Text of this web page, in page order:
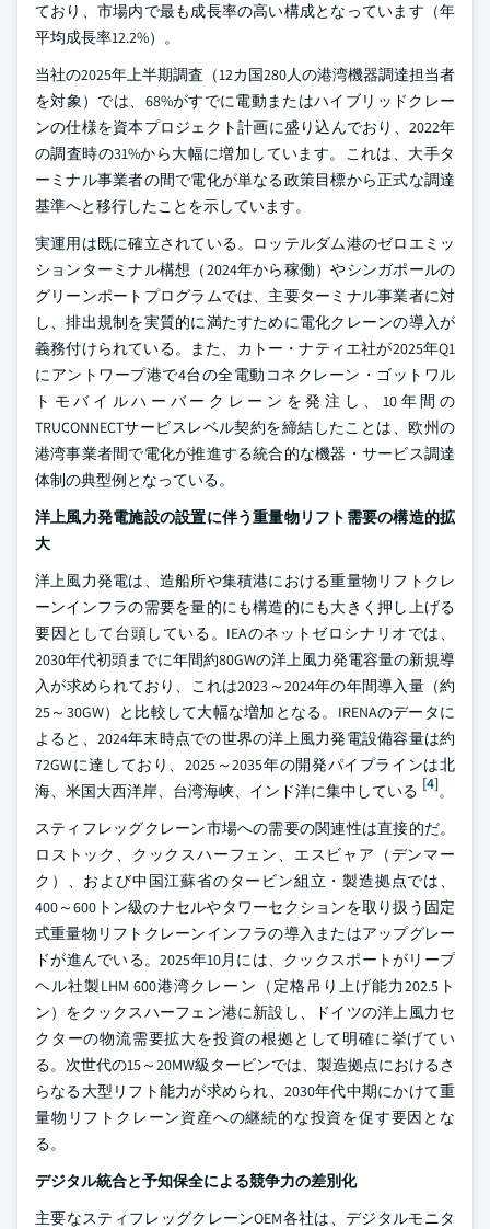
ており、市場内で最も成長率の高い構成となっています（年
平均成長率12.2%）。
当社の2025年上半期調査（12カ国280人の港湾機器調達担当者
を対象）では、68%がすでに電動またはハイブリッドクレー
ンの仕様を資本プロジェクト計画に盛り込んでおり、2022年
の調査時の31%から大幅に増加しています。これは、大手タ
ーミナル事業者の間で電化が単なる政策目標から正式な調達
基準へと移行したことを示しています。
実運用は既に確立されている。ロッテルダム港のゼロエミッ
ションターミナル構想（2024年から稼働）やシンガポールの
グリーンポートプログラムでは、主要ターミナル事業者に対
し、排出規制を実質的に満たすために電化クレーンの導入が
義務付けられている。また、カトー・ナティエ社が2025年Q1
にアントワープ港で4台の全電動コネクレーン・ゴットワル
トモバイルハーバークレーンを発注し、10年間の
TRUCONNECTサービスレベル契約を締結したことは、欧州の
港湾事業者間で電化が推進する統合的な機器・サービス調達
体制の典型例となっている。
洋上風力発電施設の設置に伴う重量物リフト需要の構造的拡
大
洋上風力発電は、造船所や集積港における重量物リフトクレ
ーンインフラの需要を量的にも構造的にも大きく押し上げる
要因として台頭している。IEAのネットゼロシナリオでは、
2030年代初頭までに年間約80GWの洋上風力発電容量の新規導
入が求められており、これは2023～2024年の年間導入量（約
25～30GW）と比較して大幅な増加となる。IRENAのデータに
よると、2024年末時点での世界の洋上風力発電設備容量は約
72GWに達しており、2025～2035年の開発パイプラインは北
海、米国大西洋岸、台湾海峡、インド洋に集中している [4]。
スティフレッグクレーン市場への需要の関連性は直接的だ。
ロストック、クックスハーフェン、エスビャア（デンマー
ク）、および中国江蘇省のタービン組立・製造拠点では、
400～600トン級のナセルやタワーセクションを取り扱う固定
式重量物リフトクレーンインフラの導入またはアップグレー
ドが進んでいる。2025年10月には、クックスポートがリープ
ヘル社製LHM 600港湾クレーン（定格吊り上げ能力202.5ト
ン）をクックスハーフェン港に新設し、ドイツの洋上風力セ
クターの物流需要拡大を投資の根拠として明確に挙げてい
る。次世代の15～20MW級タービンでは、製造拠点におけるさ
らなる大型リフト能力が求められ、2030年代中期にかけて重
量物リフトクレーン資産への継続的な投資を促す要因とな
る。
デジタル統合と予知保全による競争力の差別化
主要なスティフレッグクレーンOEM各社は、デジタルモニタ